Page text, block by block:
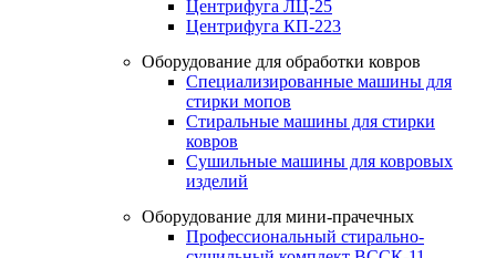
Центрифуга ЛЦ-25
Центрифуга КП-223
Оборудование для обработки ковров
Специализированные машины для
стирки мопов
Стиральные машины для стирки
ковров
Сушильные машины для ковровых
изделий
Оборудование для мини-прачечных
Профессиональный стирально-